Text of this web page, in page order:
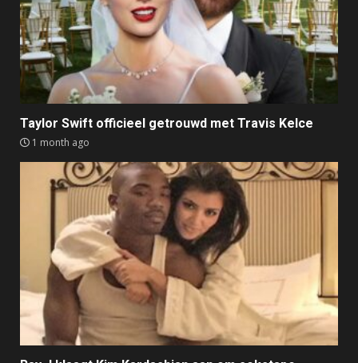
Taylor Swift officieel getrouwd met Travis Kelce
1 month ago